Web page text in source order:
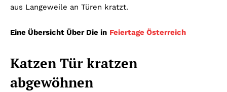
aus Langeweile an Türen kratzt.
Eine Übersicht Über Die in Feiertage Österreich
Katzen Tür kratzen
abgewöhnen